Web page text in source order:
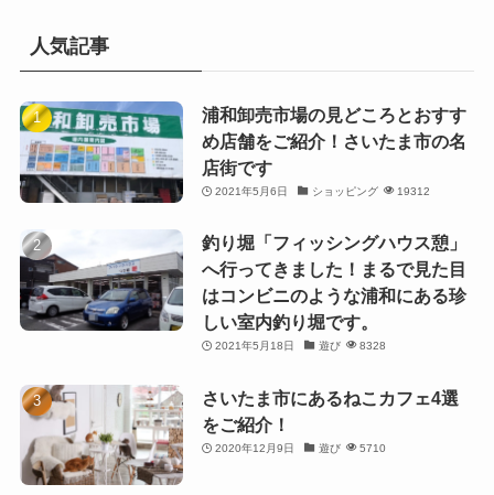
人気記事
浦和卸売市場の見どころとおすす
め店舗をご紹介！さいたま市の名
店街です
2021年5月6日 ショッピング 19312
釣り堀「フィッシングハウス憩」
へ行ってきました！まるで見た目
はコンビニのような浦和にある珍
しい室内釣り堀です。
2021年5月18日 遊び 8328
さいたま市にあるねこカフェ4選
をご紹介！
2020年12月9日 遊び 5710